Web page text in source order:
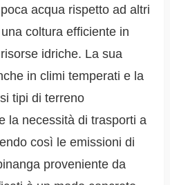
acqua rispetto ad altri
coltura efficiente in
idriche. La sua
in climi temperati e la
tipi di terreno
la necessità di trasporti a
così le emissioni di
proveniente da